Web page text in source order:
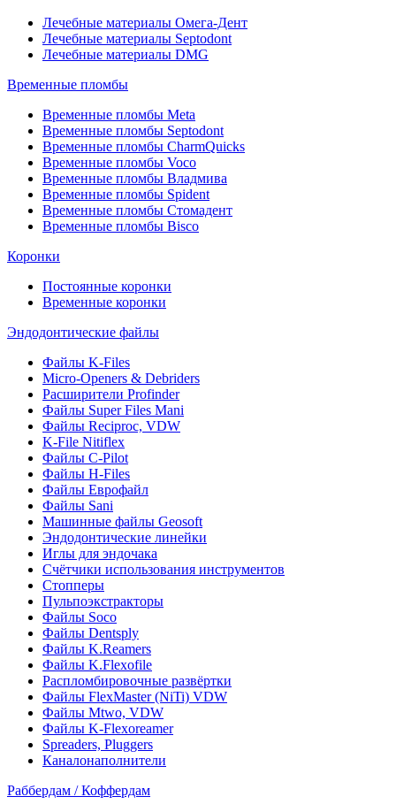
Лечебные материалы Омега-Дент
Лечебные материалы Septodont
Лечебные материалы DMG
Временные пломбы
Временные пломбы Meta
Временные пломбы Septodont
Временные пломбы CharmQuicks
Временные пломбы Voco
Временные пломбы Владмива
Временные пломбы Spident
Временные пломбы Стомадент
Временные пломбы Bisco
Коронки
Постоянные коронки
Временные коронки
Эндодонтические файлы
Файлы K-Files
Micro-Openers & Debriders
Расширители Profinder
Файлы Super Files Mani
Файлы Reciproc, VDW
K-File Nitiflex
Файлы C-Pilot
Файлы H-Files
Файлы Еврофайл
Файлы Sani
Машинные файлы Geosoft
Эндодонтические линейки
Иглы для эндочака
Счётчики использования инструментов
Стопперы
Пульпоэкстракторы
Файлы Soco
Файлы Dentsply
Файлы K.Reamers
Файлы K.Flexofile
Распломбировочные развёртки
Файлы FlexMaster (NiTi) VDW
Файлы Mtwo, VDW
Файлы K-Flexoreamer
Spreaders, Pluggers
Каналонаполнители
Раббердам / Коффердам